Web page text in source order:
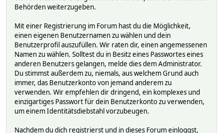
Behörden weiterzugeben.
Mit einer Registrierung im Forum hast du die Möglichkeit,
einen eigenen Benutzernamen zu wählen und dein
Benutzerprofil auszufüllen. Wir raten dir, einen angemessenen
Namen zu wählen. Solltest du in Besitz eines Passwortes eines
anderen Benutzers gelangen, melde dies dem Administrator.
Du stimmst außerdem zu, niemals, aus welchem Grund auch
immer, das Benutzerkonto von jemand anderem zu
verwenden. Wir empfehlen dir dringend, ein komplexes und
einzigartiges Passwort für dein Benutzerkonto zu verwenden,
um einem Identitätsdiebstahl vorzubeugen.
Nachdem du dich registrierst und in dieses Forum einloggst,